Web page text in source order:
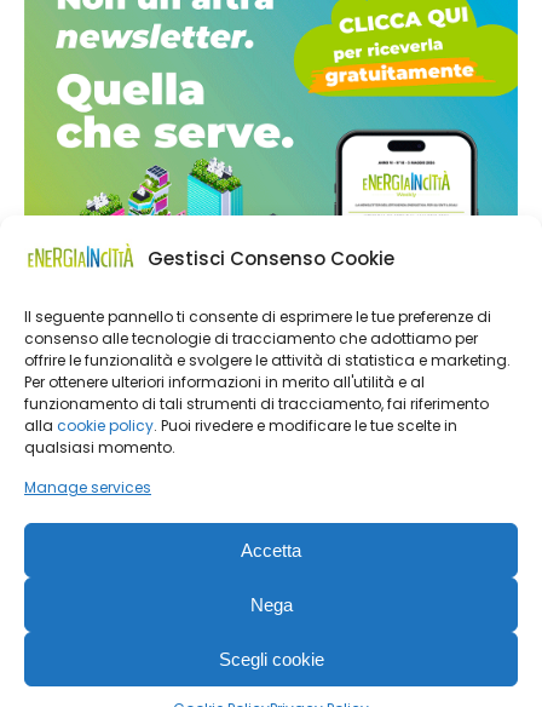
Gestisci Consenso Cookie
Il seguente pannello ti consente di esprimere le tue preferenze di
consenso alle tecnologie di tracciamento che adottiamo per
offrire le funzionalità e svolgere le attività di statistica e marketing.
Per ottenere ulteriori informazioni in merito all'utilità e al
funzionamento di tali strumenti di tracciamento, fai riferimento
alla cookie policy. Puoi rivedere e modificare le tue scelte in
qualsiasi momento.
Manage services
Accetta
Nega
Scegli cookie
Energia in Città | Editoriale Farlastrada Srl, Via Martiri della
Libertà, 28 – 20833 Giussano (MB) |Privacy Policy|Cookie